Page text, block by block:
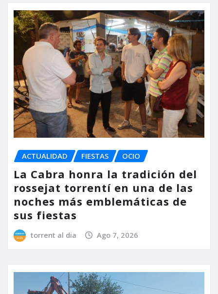
ACTUALIDAD FIESTAS OCIO
La Cabra honra la tradición del
rossejat torrentí en una de las
noches más emblemáticas de
sus fiestas
torrent al dia Ago 7, 2026